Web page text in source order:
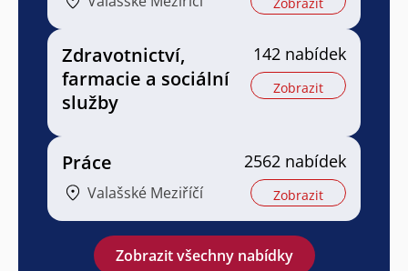
Zdravotnictví,
farmacie a sociální
služby
142 nabídek
Zobrazit
Práce
Valašské Meziříčí
2562 nabídek
Zobrazit
Zobrazit všechny nabídky